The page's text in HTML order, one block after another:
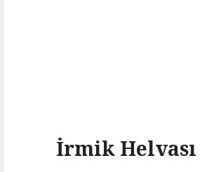
İrmik